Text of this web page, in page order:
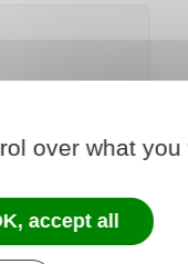
résumé de
over what
accept all